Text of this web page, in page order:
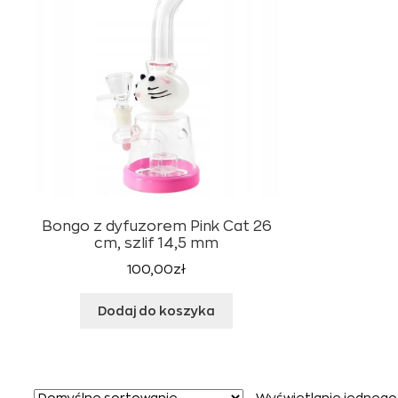
Bongo z dyfuzorem Pink Cat 26
cm, szlif 14,5 mm
100,00zł
Dodaj do koszyka